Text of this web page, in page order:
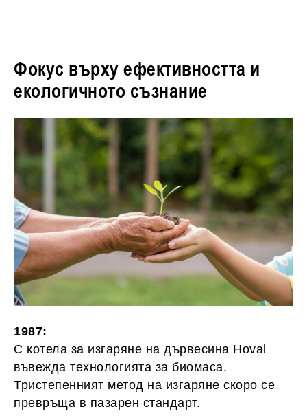
Фокус върху ефективността и
екологичното съзнание
1987:
С котела за изгаряне на дървесина Hoval
въвежда технологията за биомаса.
Тристепенният метод на изгаряне скоро се
превръща в пазарен стандарт.